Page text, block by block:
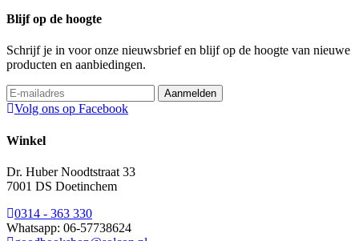
Blijf op de hoogte
Schrijf je in voor onze nieuwsbrief en blijf op de hoogte van nieuwe
producten en aanbiedingen.
Volg ons op Facebook
Winkel
Dr. Huber Noodtstraat 33
7001 DS Doetinchem
0314 - 363 330
Whatsapp: 06-57738624